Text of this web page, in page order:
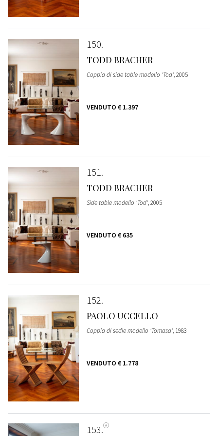
150
TODD BRACHER
Coppia di side table modello 'Tod', 2005
VENDUTO € 1.397
151
TODD BRACHER
Side table modello 'Tod', 2005
VENDUTO € 635
152
PAOLO UCCELLO
Coppia di sedie modello 'Tomasa', 1983
VENDUTO € 1.778
153